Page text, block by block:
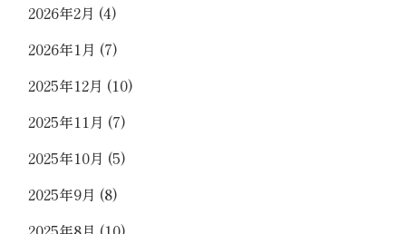
2026年2月 (4)
2026年1月 (7)
2025年12月 (10)
2025年11月 (7)
2025年10月 (5)
2025年9月 (8)